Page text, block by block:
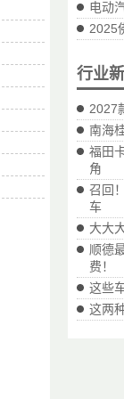
电动
2025
行业
2027
南海
福田
角
召回
车
大大
顺德
费！
这些
这两